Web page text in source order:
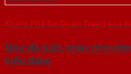
Khám Phá Sự Quan Trọng của
Như đã biết, trên thị
kiểu dáng